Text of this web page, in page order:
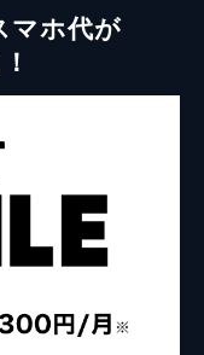
マホ代が